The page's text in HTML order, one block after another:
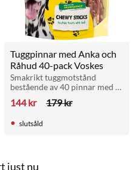
Tuggpinnar med Anka och
Råhud 40-pack Voskes
Smakrikt tuggmotstånd
bestående av 40 pinnar med
proteinrikt och lättsmält för
matsmältning.
144kr 179kr
slutsåld
just nu